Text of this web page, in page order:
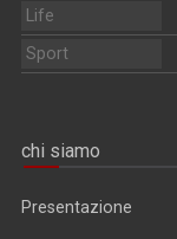
Life
Sport
chi siamo
Presentazione